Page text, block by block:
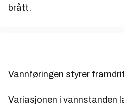
brått.
Vannføringen styrer
Variasjonen i vannstanden